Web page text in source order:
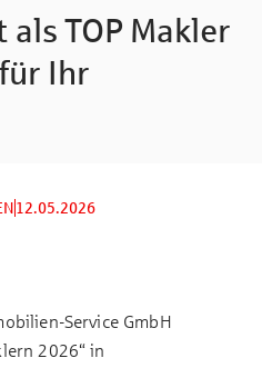
TOP Makler
Ihr
12.05.2026
Service GmbH
2026“ in